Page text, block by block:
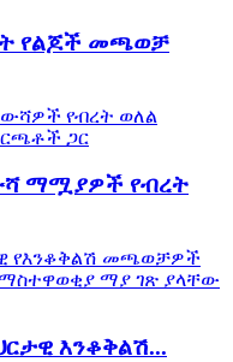
የልጆች መጫወቻ
ውሻ ማሟያዎች የብረት
እንቆቅልሽ...